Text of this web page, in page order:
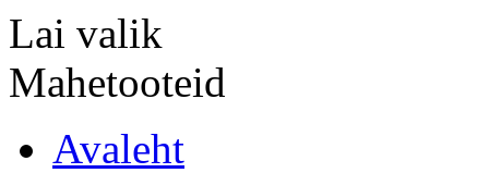
Lai valik
Mahetooteid
Avaleht